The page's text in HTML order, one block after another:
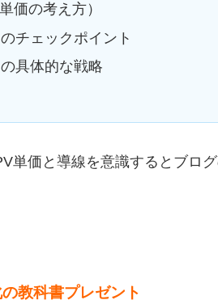
価の考え方）
チェックポイント
具体的な戦略
単価と導線を意識するとブロ
教科書プレゼント